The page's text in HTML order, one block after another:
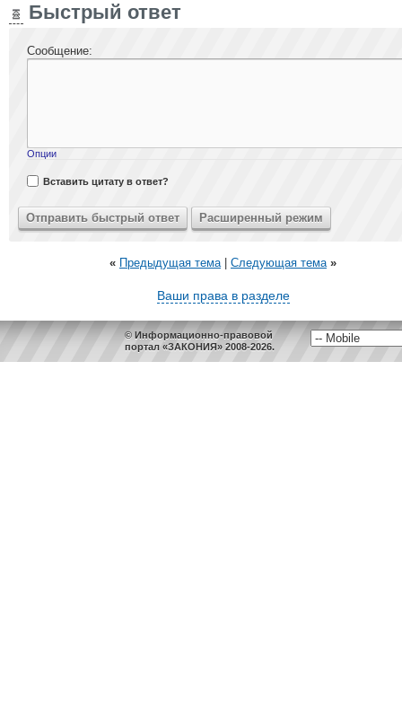
Быстрый ответ
Сообщение:
Опции
Вставить цитату в ответ?
« Предыдущая тема| Следующая тема »
Ваши права в разделе
© Информационно-правовой
портал «ЗАКОНИЯ» 2008-2026.